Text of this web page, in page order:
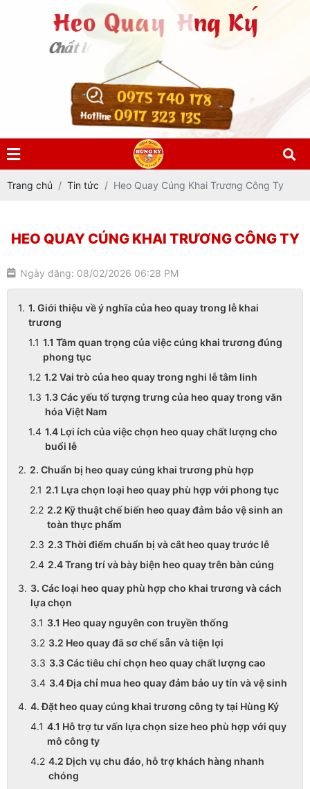
0975 740 178
Hotline0917 323 135
Trang chủ Tin tức Heo Quay Cúng Khai Trương Công Ty
HEO QUAY CÚNG KHAI TRƯƠNG CÔNG TY
Ngày đăng: 08/02/2026 06:28 PM
1. Giới thiệu về ý nghĩa của heo quay trong lễ khai
trương
1.1 Tầm quan trọng của việc cúng khai trương đúng
phong tục
1.2 Vai trò của heo quay trong nghi lễ tâm linh
1.3 Các yếu tố tượng trưng của heo quay trong văn
hóa Việt Nam
1.4 Lợi ích của việc chọn heo quay chất lượng cho
buổi lễ
2. Chuẩn bị heo quay cúng khai trương phù hợp
2.1 Lựa chọn loại heo quay phù hợp với phong tục
2.2 Kỹ thuật chế biến heo quay đảm bảo vệ sinh an
toàn thực phẩm
2.3 Thời điểm chuẩn bị và cắt heo quay trước lễ
2.4 Trang trí và bày biện heo quay trên bàn cúng
3. Các loại heo quay phù hợp cho khai trương và cách
lựa chọn
3.1 Heo quay nguyên con truyền thống
3.2 Heo quay đã sơ chế sẵn và tiện lợi
3.3 Các tiêu chí chọn heo quay chất lượng cao
3.4 Địa chỉ mua heo quay đảm bảo uy tín và vệ sinh
4. Đặt heo quay cúng khai trương công ty tại Hùng Ký
4.1 Hỗ trợ tư vấn lựa chọn size heo phù hợp với quy
mô công ty
4.2 Dịch vụ chu đáo, hỗ trợ khách hàng nhanh
chóng